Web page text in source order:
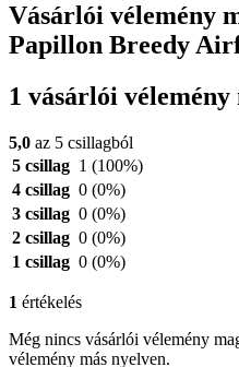
Vásárlói vélemény
Papillon Breedy
1 vásárlói vélemény
5,0 az 5 csillagból
5 csillag 1 (100%)
4 csillag 0 (0%)
3 csillag 0 (0%)
2 csillag 0 (0%)
1 csillag 0 (0%)
1 értékelés
Még nincs vásárlói vélemény
vélemény más nyelven.